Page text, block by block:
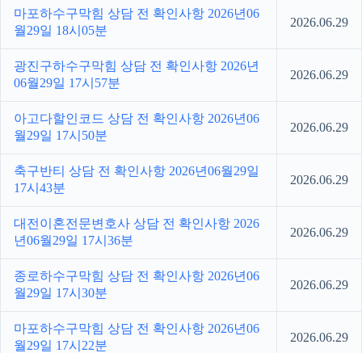
마포하수구막힘 상담 전 확인사항 2026년06
월29일 18시05분
2026.06.29
광진구하수구막힘 상담 전 확인사항 2026년
06월29일 17시57분
2026.06.29
아고다할인코드 상담 전 확인사항 2026년06
월29일 17시50분
2026.06.29
축구반티 상담 전 확인사항 2026년06월29일
17시43분
2026.06.29
대전이혼전문변호사 상담 전 확인사항 2026
년06월29일 17시36분
2026.06.29
종로하수구막힘 상담 전 확인사항 2026년06
월29일 17시30분
2026.06.29
마포하수구막힘 상담 전 확인사항 2026년06
월29일 17시22분
2026.06.29